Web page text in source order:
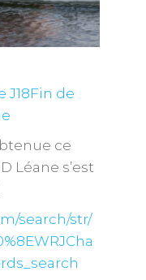
J18Fin de
ce
Léane s’est
search/str/